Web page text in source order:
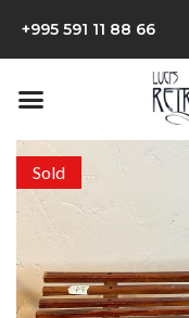
+995 591 11 88 66
Sold